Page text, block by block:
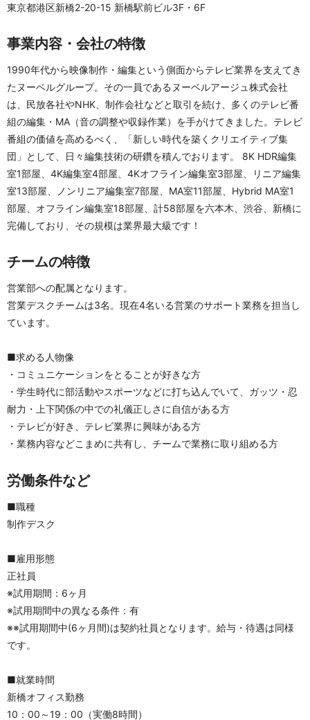
東京都港区新橋2-20-15 新橋駅前ビル3F・6F
事業内容・会社の特徴
1990年代から映像制作・編集という側面からテレビ業界を支えてき
たヌーベルグループ。その一員であるヌーベルアージュ株式会社
は、民放各社やNHK、制作会社などと取引を続け、多くのテレビ番
組の編集・MA（音の調整や収録作業）を手がけてきました。テレビ
番組の価値を高めるべく、「新しい時代を築くクリエイティブ集
団」として、日々編集技術の研鑽を積んでおります。 8K HDR編集
室1部屋、4K編集室4部屋、4Kオフライン編集室3部屋、リニア編集
室13部屋、ノンリニア編集室7部屋、MA室11部屋、Hybrid MA室1
部屋、オフライン編集室18部屋、計58部屋を六本木、渋谷、新橋に
完備しており、その規模は業界最大級です！
チームの特徴
営業部への配属となります。
営業デスクチームは3名。現在4名いる営業のサポート業務を担当し
ています。
■求める人物像
・コミュニケーションをとることが好きな方
・学生時代に部活動やスポーツなどに打ち込んでいて、ガッツ・忍
耐力・上下関係の中での礼儀正しさに自信がある方
・テレビが好き、テレビ業界に興味がある方
・業務内容などこまめに共有し、チームで業務に取り組める方
労働条件など
■職種
制作デスク
■雇用形態
正社員
※試用期間：6ヶ月
※試用期間中の異なる条件：有
※※試用期間中(6ヶ月間)は契約社員となります。給与・待遇は同様
です。
■就業時間
新橋オフィス勤務
10：00～19：00（実働8時間）